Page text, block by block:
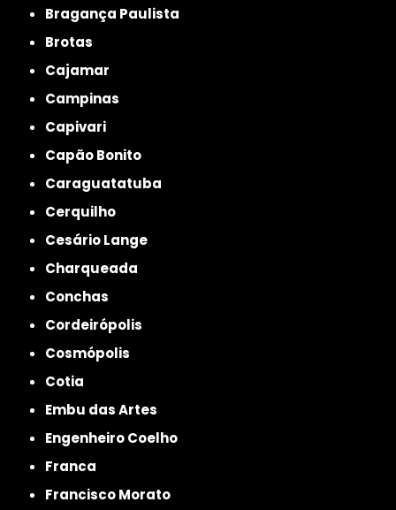
Bragança Paulista
Brotas
Cajamar
Campinas
Capivari
Capão Bonito
Caraguatatuba
Cerquilho
Cesário Lange
Charqueada
Conchas
Cordeirópolis
Cosmópolis
Cotia
Embu das Artes
Engenheiro Coelho
Franca
Francisco Morato